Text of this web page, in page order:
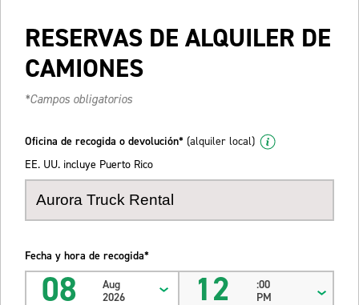
RESERVAS DE ALQUILER DE
CAMIONES
*Campos obligatorios
Oficina de recogida o devolución* (alquiler local)
EE. UU. incluye Puerto Rico
Fecha y hora de recogida*
08
Aug
2026
12
:00
PM